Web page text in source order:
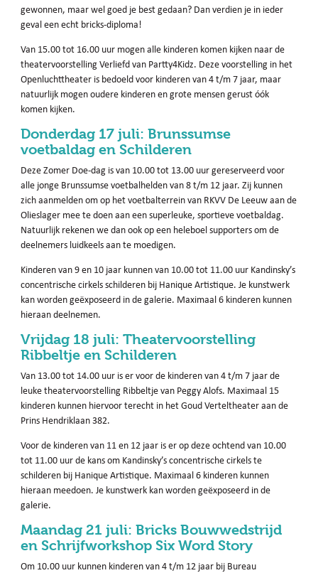
gewonnen, maar wel goed je best gedaan? Dan verdien je in ieder
geval een echt bricks-diploma!
Van 15.00 tot 16.00 uur mogen alle kinderen komen kijken naar de
theatervoorstelling Verliefd van Partty4Kidz. Deze voorstelling in het
Openluchttheater is bedoeld voor kinderen van 4 t/m 7 jaar, maar
natuurlijk mogen oudere kinderen en grote mensen gerust óók
komen kijken.
Donderdag 17 juli: Brunssumse
voetbaldag en Schilderen
Deze Zomer Doe-dag is van 10.00 tot 13.00 uur gereserveerd voor
alle jonge Brunssumse voetbalhelden van 8 t/m 12 jaar. Zij kunnen
zich aanmelden om op het voetbalterrein van RKVV De Leeuw aan de
Olieslager mee te doen aan een superleuke, sportieve voetbaldag.
Natuurlijk rekenen we dan ook op een heleboel supporters om de
deelnemers luidkeels aan te moedigen.
Kinderen van 9 en 10 jaar kunnen van 10.00 tot 11.00 uur Kandinsky’s
concentrische cirkels schilderen bij Hanique Artistique. Je kunstwerk
kan worden geëxposeerd in de galerie. Maximaal 6 kinderen kunnen
hieraan deelnemen.
Vrijdag 18 juli: Theatervoorstelling
Ribbeltje en Schilderen
Van 13.00 tot 14.00 uur is er voor de kinderen van 4 t/m 7 jaar de
leuke theatervoorstelling Ribbeltje van Peggy Alofs. Maximaal 15
kinderen kunnen hiervoor terecht in het Goud Verteltheater aan de
Prins Hendriklaan 382.
Voor de kinderen van 11 en 12 jaar is er op deze ochtend van 10.00
tot 11.00 uur de kans om Kandinsky’s concentrische cirkels te
schilderen bij Hanique Artistique. Maximaal 6 kinderen kunnen
hieraan meedoen. Je kunstwerk kan worden geëxposeerd in de
galerie.
Maandag 21 juli: Bricks Bouwwedstrijd
en Schrijfworkshop Six Word Story
Om 10.00 uur kunnen kinderen van 4 t/m 12 jaar bij Bureau